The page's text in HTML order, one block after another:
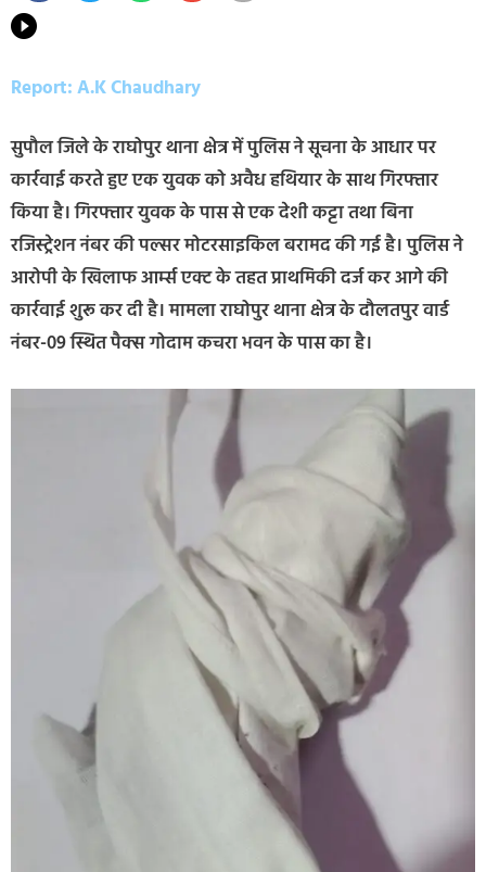
Report: A.K Chaudhary
सुपौल जिले के राघोपुर थाना क्षेत्र में पुलिस ने सूचना के आधार पर
कार्रवाई करते हुए एक युवक को अवैध हथियार के साथ गिरफ्तार
किया है। गिरफ्तार युवक के पास से एक देशी कट्टा तथा बिना
रजिस्ट्रेशन नंबर की पल्सर मोटरसाइकिल बरामद की गई है। पुलिस ने
आरोपी के खिलाफ आर्म्स एक्ट के तहत प्राथमिकी दर्ज कर आगे की
कार्रवाई शुरू कर दी है। मामला राघोपुर थाना क्षेत्र के दौलतपुर वार्ड
नंबर-09 स्थित पैक्स गोदाम कचरा भवन के पास का है।